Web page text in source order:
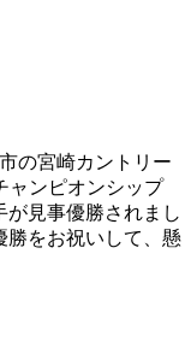
の宮崎カントリー
ャンピオンシップ
が見事優勝されまし
勝をお祝いして、懸